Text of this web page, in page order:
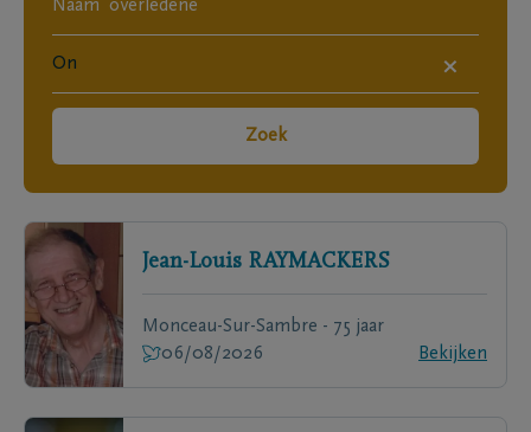
×
Zoek
Jean-Louis RAYMACKERS
Monceau-Sur-Sambre - 75 jaar
06/08/2026
Bekijken